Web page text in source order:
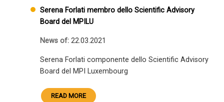
Serena Forlati membro dello Scientific Advisory
Board del MPILU
News of: 22.03.2021
Serena Forlati componente dello Scientific Advisory
Board del MPI Luxembourg
READ MORE